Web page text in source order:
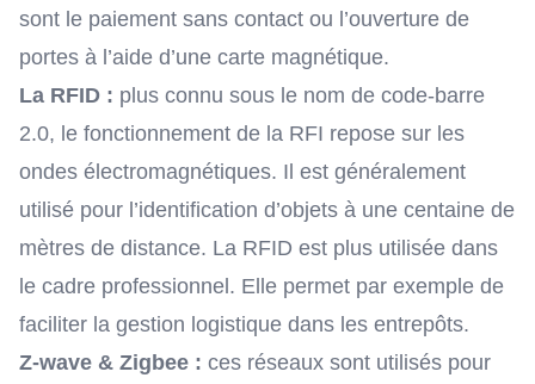
sont le paiement sans contact ou l’ouverture de
portes à l’aide d’une carte magnétique.
La RFID : plus connu sous le nom de code-barre
2.0, le fonctionnement de la RFI repose sur les
ondes électromagnétiques. Il est généralement
utilisé pour l’identification d’objets à une centaine de
mètres de distance. La RFID est plus utilisée dans
le cadre professionnel. Elle permet par exemple de
faciliter la gestion logistique dans les entrepôts.
Z-wave & Zigbee : ces réseaux sont utilisés pour